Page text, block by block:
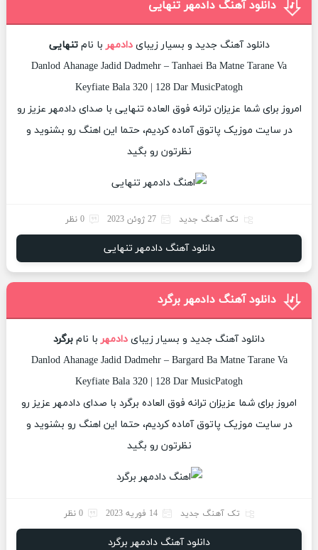
دانلود آهنگ دادمهر تنهایی
دانلود آهنگ جدید و بسیار زیبایدادمهر با نامتنهایی
Danlod Ahanage Jadid Dadmehr – Tanhaei Ba Matne Tarane Va
Keyfiate Bala 320 | 128 Dar MusicPatogh
امروز برای شما عزیزان ترانه فوق العاده تنهایی با صدای دادمهر عزیز رو
در سایت موزیک پاتوق آماده کردیم، حتما این اهنگ رو بشنوید و
نظرتون رو بگید
تک آهنگ جدید 27 ژوئن 2023 0 نظر
دانلود آهنگ دادمهر تنهایی
دانلود آهنگ دادمهر برگرد
دانلود آهنگ جدید و بسیار زیبای دادمهر با نام برگرد
Danlod Ahanage Jadid Dadmehr – Bargard Ba Matne Tarane Va
Keyfiate Bala 320 | 128 Dar MusicPatogh
امروز برای شما عزیزان ترانه فوق العاده برگرد با صدای دادمهر عزیز رو
در سایت موزیک پاتوق آماده کردیم، حتما این اهنگ رو بشنوید و
نظرتون رو بگید
تک آهنگ جدید 14 فوریه 2023 0 نظر
دانلود آهنگ دادمهر برگرد